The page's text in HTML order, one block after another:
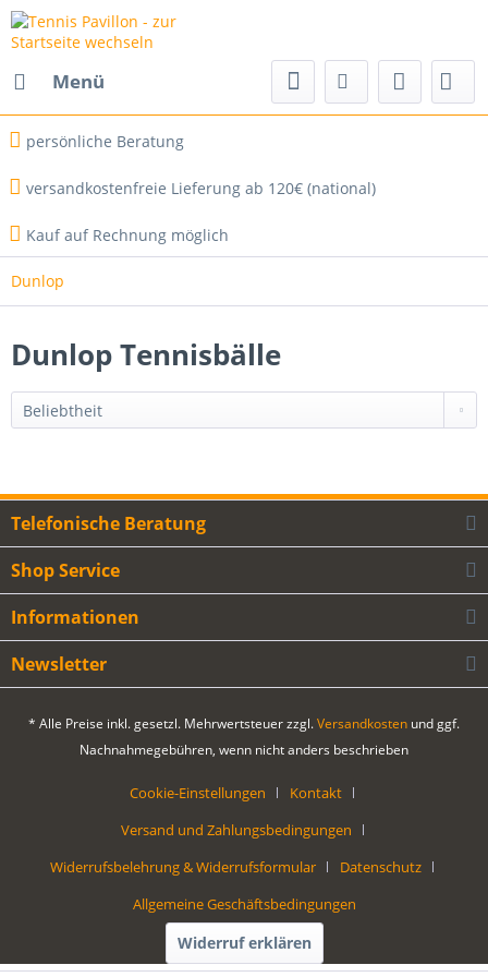
Menü
persönliche Beratung
versandkostenfreie Lieferung ab 120€ (national)
Kauf auf Rechnung möglich
Dunlop
Dunlop Tennisbälle
Telefonische Beratung
Shop Service
Informationen
Newsletter
* Alle Preise inkl. gesetzl. Mehrwertsteuer zzgl.Versandkosten und ggf.
Nachnahmegebühren, wenn nicht anders beschrieben
Cookie-Einstellungen
Kontakt
Versand und Zahlungsbedingungen
Widerrufsbelehrung & Widerrufsformular
Datenschutz
Allgemeine Geschäftsbedingungen
Widerruf erklären